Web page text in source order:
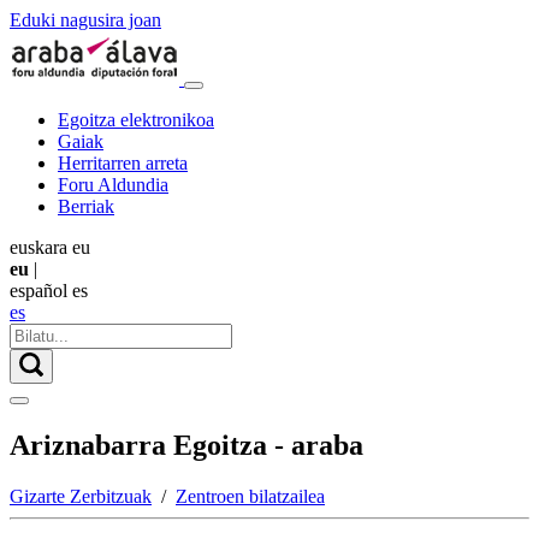
Eduki nagusira joan
Egoitza elektronikoa
Gaiak
Herritarren arreta
Foru Aldundia
Berriak
euskara eu
eu |
español es
es
Ariznabarra Egoitza - araba
Gizarte Zerbitzuak / Zentroen bilatzailea